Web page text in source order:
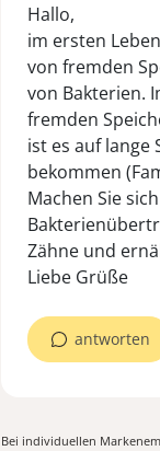
Hallo,
im ersten
von fremden
von Bakterien.
fremden
ist es auf
bekommen
Machen Sie
Zähne und
Liebe Grüße
antworten
Bei individuellen